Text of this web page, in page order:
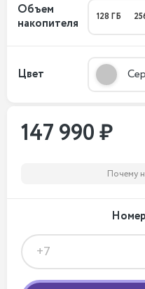
Объем
накопителя
128 ГБ
Цвет
147 990 ₽
Почему